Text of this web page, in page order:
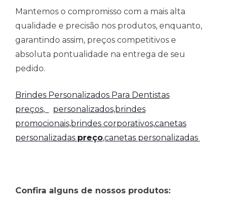
Mantemos o compromisso com a mais alta
qualidade e precisão nos produtos, enquanto,
garantindo assim, preços competitivos e
absoluta pontualidade na entrega de seu
pedido.
Brindes Personalizados Para Dentistas
preços,
personalizados,brindes
promocionais,brindes corporativos,canetas
personalizadas preço,canetas personalizadas
Confira alguns de nossos produtos: